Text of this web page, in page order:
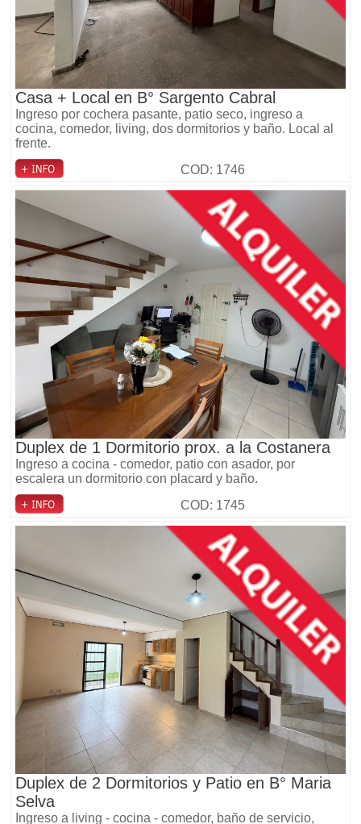
Casa + Local en B° Sargento Cabral
Ingreso por cochera pasante, patio seco, ingreso a
cocina, comedor, living, dos dormitorios y baño. Local al
frente.
COD: 1746
Duplex de 1 Dormitorio prox. a la Costanera
Ingreso a cocina - comedor, patio con asador, por
escalera un dormitorio con placard y baño.
COD: 1745
Duplex de 2 Dormitorios y Patio en B° Maria
Selva
Ingreso a living - cocina - comedor, baño de servicio,